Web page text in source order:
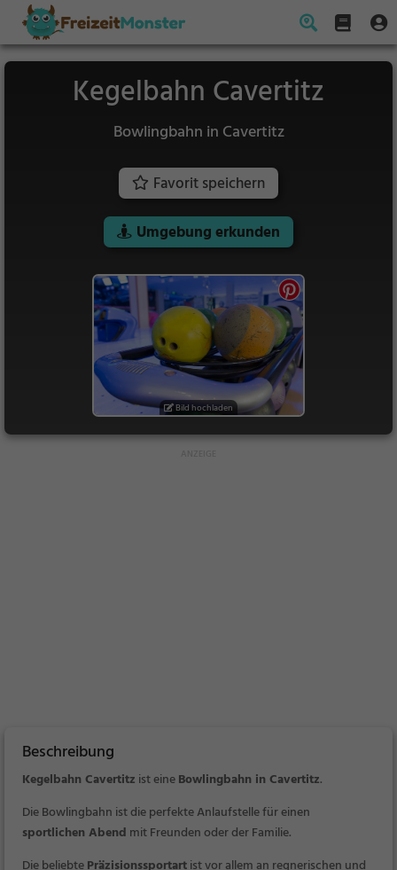
Kegelbahn Cavertitz
Bowlingbahn in Cavertitz
Favorit speichern
Umgebung erkunden
Bild hochladen
Beschreibung
Kegelbahn Cavertitz ist eineBowlingbahn in Cavertitz.
Die Bowlingbahn ist die perfekte Anlaufstelle für einen
sportlichen Abend mit Freunden oder der Familie.